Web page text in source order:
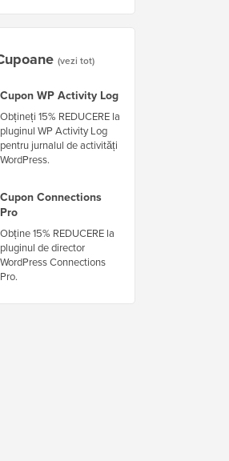
(vezi tot)
Cupon WP Activity Log
Obțineți 15% REDUCERE la
pluginul WP Activity Log
pentru jurnalul de activități
WordPress.
Cupon Connections
Pro
Obține 15% REDUCERE la
pluginul de director
WordPress Connections
Pro.